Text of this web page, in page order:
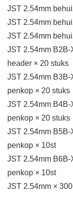
JST 2.54mm
JST 2.54mm
JST 2.54mm
JST 2.54mm
header × 20 stuks
JST 2.54mm
penkop × 20 stuks
JST 2.54mm
penkop × 20 stuks
JST 2.54mm
penkop × 10st
JST 2.54mm
penkop × 10st
JST 2.54mm ×